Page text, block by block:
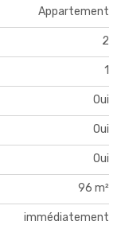
Appartement
2
1
Oui
Oui
Oui
96 m²
immédiatement